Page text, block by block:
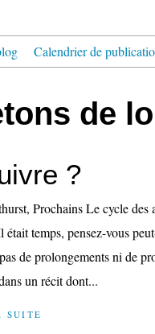
Calendrier de
de
?
Prochains Le cycle des
était temps, pensez-vous
de prolongements ni de
un récit dont...
SUITE